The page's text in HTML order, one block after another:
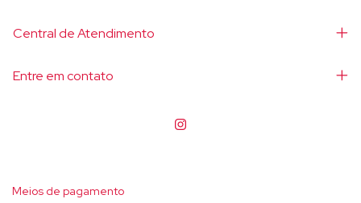
Central de Atendimento
Entre em contato
Meios de pagamento